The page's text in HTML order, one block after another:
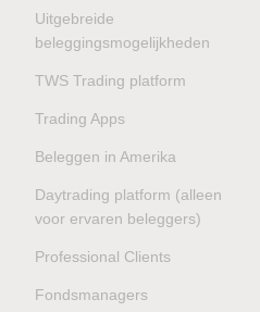
Uitgebreide
beleggingsmogelijkheden
TWS Trading platform
Trading Apps
Beleggen in Amerika
Daytrading platform (alleen
voor ervaren beleggers)
Professional Clients
Fondsmanagers